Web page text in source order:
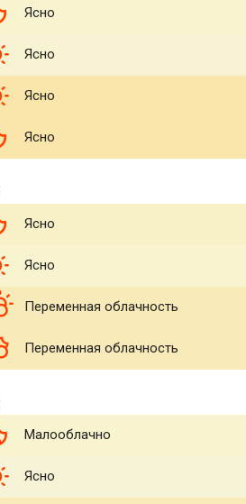
Ясно
Ясно
Ясно
Ясно
Ясно
Ясно
Переменная облачность
Переменная облачность
Малооблачно
Ясно